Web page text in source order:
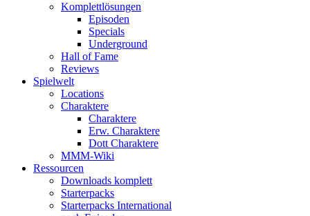
Komplettlösungen
Episoden
Specials
Underground
Hall of Fame
Reviews
Spielwelt
Locations
Charaktere
Charaktere
Erw. Charaktere
Dott Charaktere
MMM-Wiki
Ressourcen
Downloads komplett
Starterpacks
Starterpacks International